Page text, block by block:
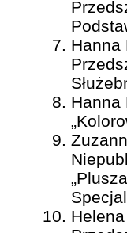
Hanna
Hanna